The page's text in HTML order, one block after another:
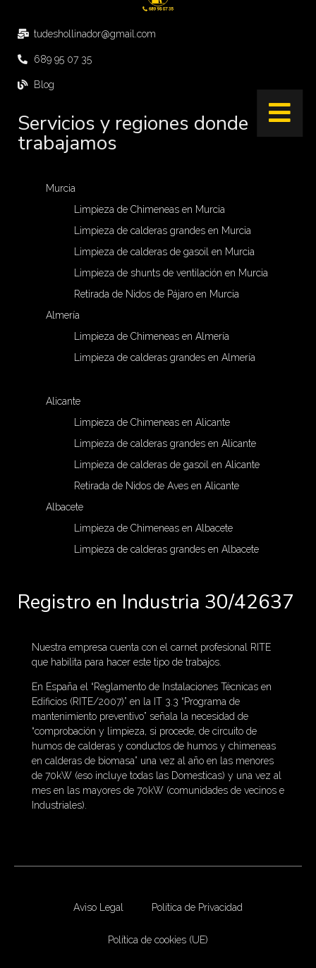
tudeshollinador@gmail.com
689 95 07 35
Blog
Servicios y regiones donde
trabajamos
Murcia
Limpieza de Chimeneas en Murcia
Limpieza de calderas grandes en Murcia
Limpieza de calderas de gasoil en Murcia
Limpieza de shunts de ventilación en Murcia
Retirada de Nidos de Pájaro en Murcia
Almería
Limpieza de Chimeneas en Almería
Limpieza de calderas grandes en Almería
Alicante
Limpieza de Chimeneas en Alicante
Limpieza de calderas grandes en Alicante
Limpieza de calderas de gasoil en Alicante
Retirada de Nidos de Aves en Alicante
Albacete
Limpieza de Chimeneas en Albacete
Limpieza de calderas grandes en Albacete
Registro en Industria 30/42637
Nuestra empresa cuenta con el carnet profesional RITE
que habilita para hacer este tipo de trabajos.
En España el “Reglamento de Instalaciones Técnicas en
Edificios (RITE/2007)” en la IT 3.3 “Programa de
mantenimiento preventivo” señala la necesidad de
“comprobación y limpieza, si procede, de circuito de
humos de calderas y conductos de humos y chimeneas
en calderas de biomasa” una vez al año en las menores
de 70kW (eso incluye todas las Domesticas) y una vez al
mes en las mayores de 70kW (comunidades de vecinos e
Industriales).
Aviso Legal Política de Privacidad
Política de cookies (UE)